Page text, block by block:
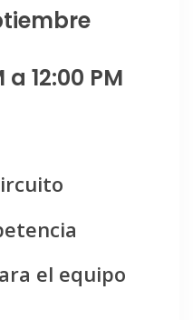
12:00 PM
el equipo